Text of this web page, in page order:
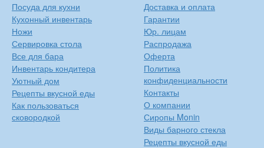
Посуда для кухни
Кухонный инвентарь
Ножи
Сервировка стола
Все для бара
Инвентарь кондитера
Уютный дом
Рецепты вкусной еды
Как пользоваться
сковородкой
Доставка и оплата
Гарантии
Юр. лицам
Распродажа
Оферта
Политика
конфиденциальности
Контакты
О компании
Сиропы Monin
Виды барного стекла
Рецепты вкусной еды